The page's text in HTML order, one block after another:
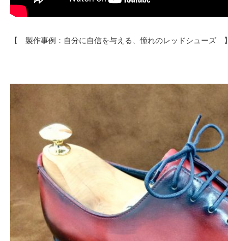
【 製作事例：自分に自信を与える、憧れのレッドシューズ